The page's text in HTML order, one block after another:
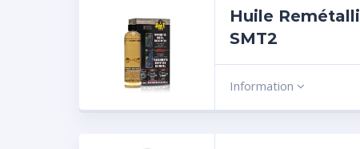
Huile
SMT2
Information